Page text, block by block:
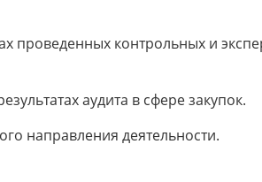
проведенных контрольных и
аудита в сфере закупок.
направления деятельности.